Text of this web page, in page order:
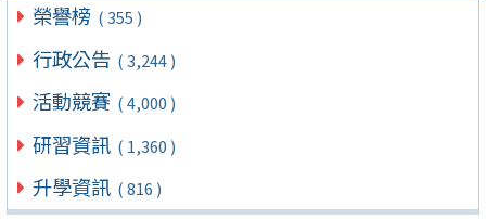
榮譽榜 ( 355 )
行政公告 ( 3,244 )
活動競賽 ( 4,000 )
研習資訊 ( 1,360 )
升學資訊 ( 816 )